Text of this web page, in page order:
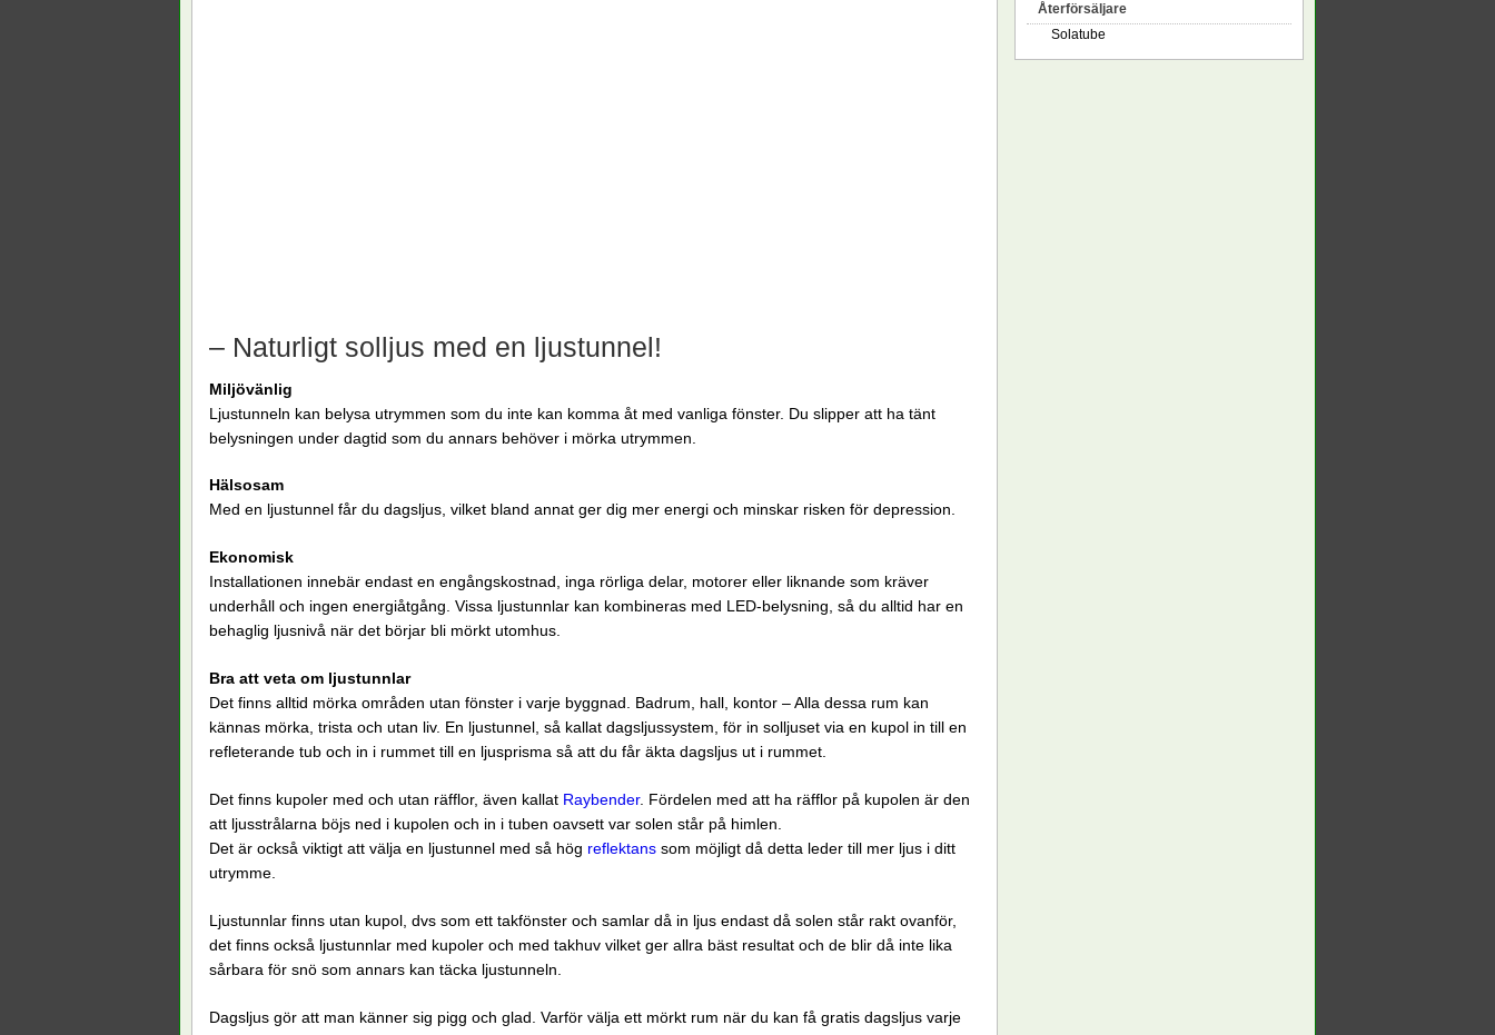
– Naturligt solljus med en ljustunnel!
Miljövänlig
Ljustunneln kan belysa utrymmen som du inte kan komma åt med vanliga fönster. Du slipper att ha tänt
belysningen under dagtid som du annars behöver i mörka utrymmen.
Hälsosam
Med en ljustunnel får du dagsljus, vilket bland annat ger dig mer energi och minskar risken för depression.
Ekonomisk
Installationen innebär endast en engångskostnad, inga rörliga delar, motorer eller liknande som kräver
underhåll och ingen energiåtgång. Vissa ljustunnlar kan kombineras med LED-belysning, så du alltid har en
behaglig ljusnivå när det börjar bli mörkt utomhus.
Bra att veta om ljustunnlar
Det finns alltid mörka områden utan fönster i varje byggnad. Badrum, hall, kontor – Alla dessa rum kan
kännas mörka, trista och utan liv. En ljustunnel, så kallat dagsljussystem, för in solljuset via en kupol in till en
refleterande tub och in i rummet till en ljusprisma så att du får äkta dagsljus ut i rummet.
Det finns kupoler med och utan räfflor, även kallat Raybender. Fördelen med att ha räfflor på kupolen är den
att ljusstrålarna böjs ned i kupolen och in i tuben oavsett var solen står på himlen.
Det är också viktigt att välja en ljustunnel med så hög reflektans som möjligt då detta leder till mer ljus i ditt
utrymme.
Ljustunnlar finns utan kupol, dvs som ett takfönster och samlar då in ljus endast då solen står rakt ovanför,
det finns också ljustunnlar med kupoler och med takhuv vilket ger allra bäst resultat och de blir då inte lika
sårbara för snö som annars kan täcka ljustunneln.
Dagsljus gör att man känner sig pigg och glad. Varför välja ett mörkt rum när du kan få gratis dagsljus varje
Återförsäljare
Solatube